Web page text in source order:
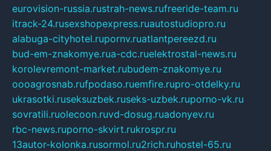
eurovision-russia.rustrah-news.rufreeride-team.ru
itrack-24.rusexshopexpress.ruautostudiopro.ru
alabuga-cityhotel.rupornv.ruatlantpereezd.ru
bud-em-znakomye.rua-cdc.ruelektrostal-news.ru
korolevremont-market.rubudem-znakomye.ru
oooagrosnab.rufpodaso.ruemfire.rupro-otdelky.ru
ukrasotki.ruseksuzbek.ruseks-uzbek.ruporno-vk.ru
sovratili.ruolecoon.ruvd-dosug.ruadonyev.ru
rbc-news.ruporno-skvirt.rukrospr.ru
13autor-kolonka.rusormol.ru2rich.ruhostel-65.ru